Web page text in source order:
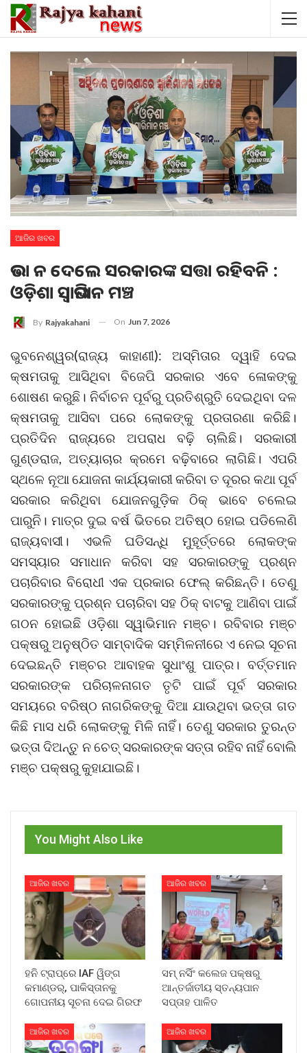
ଆଜିର ଖବର
ଭତ୍ତା ନ ଦେଲେ ସରକାରଙ୍କ ସତ୍ତା ରହିବନି :
ଓଡ଼ିଶା ସ୍ୱାଭିମାନ ମଞ୍ଚ
By Rajyakahani On Jun 7, 2026
ଭୁବନେଶ୍ୱର(ରାଜ୍ୟ କାହାଣୀ): ଅସ୍ମିତାର ଦ୍ୱାହି ଦେଇ
କ୍ଷମତାକୁ ଆସିଥିବା ବିଜେପି ସରକାର ଏବେ ଳୋକଙ୍କୁ
ଶୋଷଣ କରୁଛି। ନିର୍ବାଚନ ପୂର୍ବରୁ ପ୍ରତିଶ୍ରୁତି ଦେଇଥିବା ଦଳ
କ୍ଷମତାକୁ ଆସିବା ପରେ ଲୋକଙ୍କୁ ପ୍ରତାରଣା କରିଛି।
ପ୍ରତିଦିନ ରାଜ୍ୟରେ ଅପରାଧ ବଢ଼ି ଚାଲିଛି। ସରକାରୀ
ଗୁଣ୍ଡରାଜ, ଅତ୍ୟାଚାର କ୍ରମେ ବଢ଼ିବାରେ ଲାଗିଛି। ଏପରି
ସ୍ଥଳେ ନୂଆ ଯୋଜନା କାର୍ଯ୍ୟକାରୀ କରିବା ତ ଦୂରର କଥା ପୂର୍ବ
ସରକାର କରିଥିବା ଯୋଜନଗୁଡ଼ିକ ଠିକ୍ ଭାବେ ଚଲେଇ
ପାରୁନି। ମାତ୍ର ଦୁଇ ବର୍ଷ ଭିତରେ ଅତିଷ୍ଠ ହୋଇ ପଡିଲେଣି
ରାଜ୍ୟବାସୀ। ଏଭଳି ଘଡିସନ୍ଧି ମୁହୂର୍ତ୍ତରେ ଲୋକଙ୍କ
ସମସ୍ୟାର ସମାଧାନ କରିବା ସହ ସରକାରଙ୍କୁ ପ୍ରଶ୍ନ
ପଚାରିବାର ବିରୋଧୀ ଏକ ପ୍ରକାର ଫେଲ୍ କରିଛନ୍ତି। ତେଣୁ
ସରକାରଙ୍କୁ ପ୍ରଶ୍ନ ପଚାରିବା ସହ ଠିକ୍ ବାଟକୁ ଆଣିବା ପାଇଁ
ଗଠନ ହୋଇଛି ଓଡ଼ିଶା ସ୍ୱାଭିମାନ ମଞ୍ଚ। ରବିବାର ମଞ୍ଚ
ପକ୍ଷରୁ ଅନୁଷ୍ଠିତ ସାମ୍ବାଦିକ ସମ୍ମିଳନୀରେ ଏ ନେଇ ସୂଚନା
ଦେଇଛନ୍ତି ମଞ୍ଚର ଆବାହକ ସୁଧାଂଶୁ ପାତ୍ର। ବର୍ତ୍ତମାନ
ସରକାରଙ୍କ ପରିଚାଳନାଗତ ତୃଟି ପାଇଁ ପୂର୍ବ ସରକାର
ସମୟରେ ବରିଷ୍ଠ ନାଗରିକଙ୍କୁ ଦିଆ ଯାଉଥିବା ଭତ୍ତା ଗତ
କିଛି ମାସ ଧରି ଲୋକଙ୍କୁ ମିଳି ନାହିଁ। ତେଣୁ ସରକାର ତୁରନ୍ତ
ଭତ୍ତା ଦିଅନ୍ତୁ ନ ଚେତ୍ ସରକାରଙ୍କ ସତ୍ତା ରହିବ ନାହିଁ ବୋଲି
ମଞ୍ଚ ପକ୍ଷରୁ କୁହାଯାଇଛି।
You Might Also Like
ଆଜିର ଖବର
ହନି ଟ୍ରାପ୍‌ରେ IAF ୱିଙ୍ଗ
କମାଣ୍ଡର୍, ପାକିସ୍ତାନକୁ
ଗୋପନୀୟ ସୂଚନା ଦେଇ ଗିରଫ
ଆଜିର ଖବର
ସମ୍ ନର୍ସିଂ କଲେଜ ପକ୍ଷରୁ
ଆନ୍ତର୍ଜାତୀୟ ସ୍ତନ୍ୟପାନ
ସପ୍ତାହ ପାଳିତ
ଆଜିର ଖବର ଆଜିର ଖବର